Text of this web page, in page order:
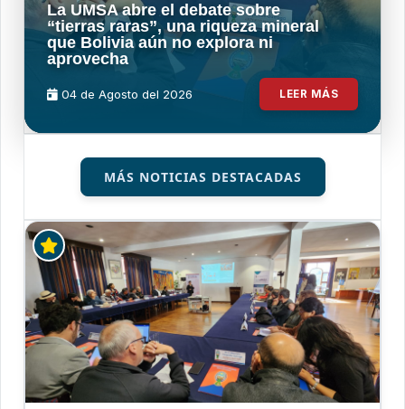
La UMSA abre el debate sobre
“tierras raras”, una riqueza mineral
que Bolivia aún no explora ni
aprovecha
04 de Agosto del 2026 LEER MÁS
MÁS NOTICIAS DESTACADAS